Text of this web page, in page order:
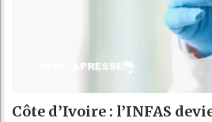
Côte d’Ivoire : l’INFAS